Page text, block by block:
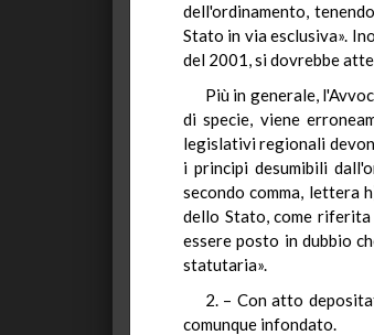
dell'ordinamento,
Stato in via esclusiva».
del 2001, si dovrebbe
Più in generale,
di specie, viene
legislativi regionali
i principi desumibili
secondo comma, lettera
dello Stato, come riferita
essere posto in dubbio
statutaria».
2. – Con atto
comunque infondato.